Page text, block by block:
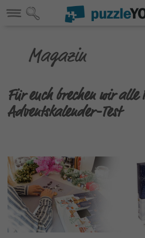
Für euch brechen wir alle
Adventskalender-Test